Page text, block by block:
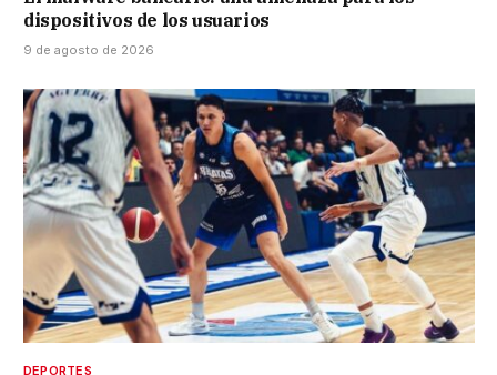
dispositivos de los usuarios
9 de agosto de 2026
DEPORTES